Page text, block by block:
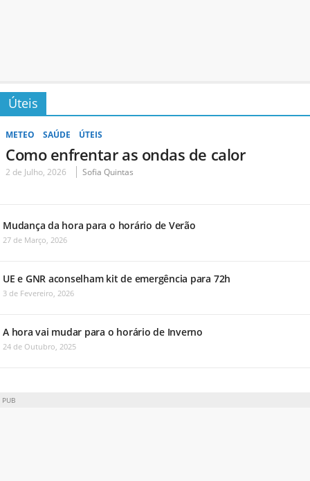
Úteis
METEO SAÚDE ÚTEIS
Como enfrentar as ondas de calor
2 de Julho, 2026 Sofia Quintas
Mudança da hora para o horário de Verão
27 de Março, 2026
UE e GNR aconselham kit de emergência para 72h
3 de Fevereiro, 2026
A hora vai mudar para o horário de Inverno
24 de Outubro, 2025
PUB